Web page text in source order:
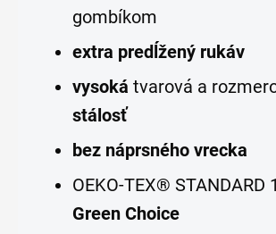
gombíkom
extra predĺžený rukáv
vysoká tvarová a
stálosť
bez náprsného vrecka
OEKO-TEX® STANDARD
Green Choice